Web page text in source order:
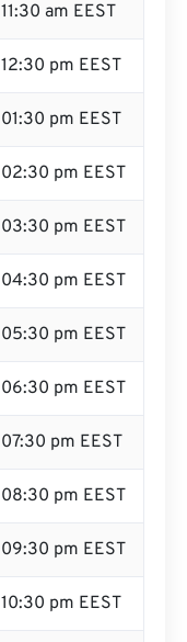
11:30 am EEST
12:30 pm EEST
01:30 pm EEST
02:30 pm EEST
03:30 pm EEST
04:30 pm EEST
05:30 pm EEST
06:30 pm EEST
07:30 pm EEST
08:30 pm EEST
09:30 pm EEST
10:30 pm EEST